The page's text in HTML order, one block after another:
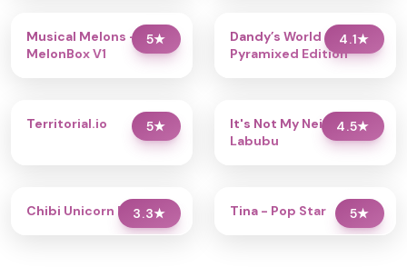
5★
Musical Melons –
MelonBox V1
4.1★
Dandy’s World
Pyramixed Edition
5★
Territorial.io 4.5★
It's Not My Neighbor:
Labubu
3.3★
Chibi Unicorn Dress Up 5★
Tina - Pop Star